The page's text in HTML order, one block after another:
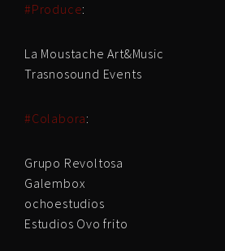
#Produce:
La Moustache Art&Music
Trasnosound Events
#Colabora:
Grupo Revoltosa
Galembox
ochoestudios
Estudios Ovo frito